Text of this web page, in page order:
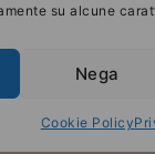
su alcune
Nega
Cookie Policy